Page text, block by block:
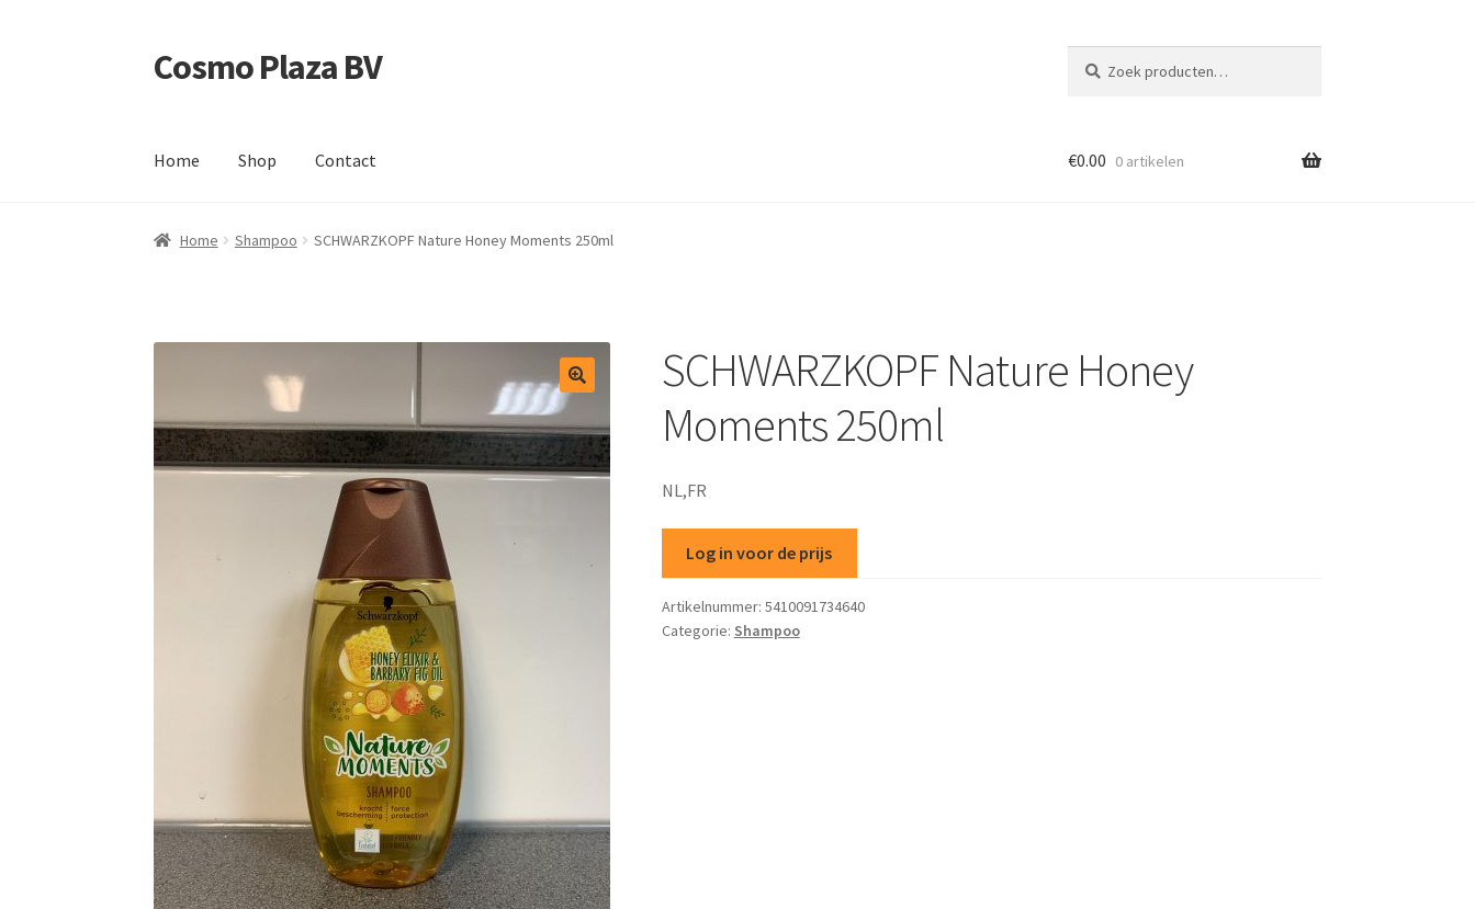
Ga
door
Ga
direct
inhoud
Cosmo Plaza BV
naar:
Home Shop Contact
Home Afrekenen ContactMijn account Shop test Winkelmand
€0.00 0 artikelen
Home Shampoo SCHWARZKOPF Nature Honey Moments 250ml
SCHWARZKOPF Nature Honey
Moments 250ml
NL,FR
Log in voor de prijs
Artikelnummer: 5410091734640
Categorie: Shampoo